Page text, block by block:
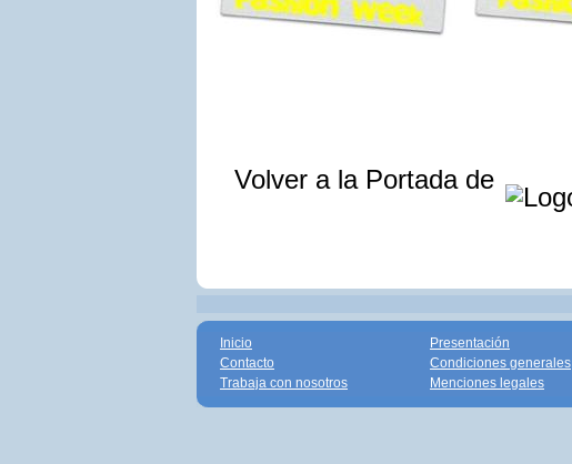
Volver a la Portada de
Inicio
Contacto
Trabaja con nosotros
Presentación
Condiciones generales
Menciones legales